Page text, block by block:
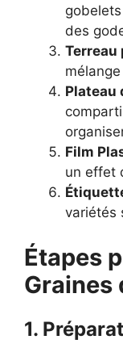
des
Terreau
Plateau
Film
un effet
variétés
Étapes
Graines
1.